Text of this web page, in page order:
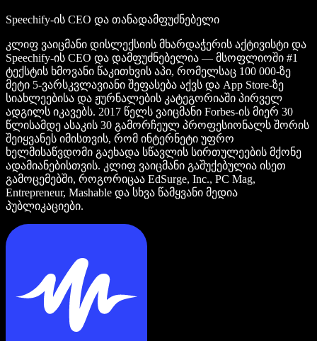
Speechify-ის CEO და თანადამფუძნებელი
კლიფ ვაიცმანი დისლექსიის მხარდაჭერის აქტივისტი და
Speechify-ის CEO და დამფუძნებელია — მსოფლიოში #1
ტექსტის ხმოვანი წაკითხვის აპი, რომელსაც 100 000-ზე
მეტი 5-ვარსკვლავიანი შეფასება აქვს და App Store-ზე
სიახლეებისა და ჟურნალების კატეგორიაში პირველ
ადგილს იკავებს. 2017 წელს ვაიცმანი Forbes-ის მიერ 30
წლისამდე ასაკის 30 გამორჩეულ პროფესიონალს შორის
შეიყვანეს იმისთვის, რომ ინტერნეტი უფრო
ხელმისაწვდომი გაეხადა სწავლის სირთულეების მქონე
ადამიანებისთვის. კლიფ ვაიცმანი გაშუქებულია ისეთ
გამოცემებში, როგორიცაა EdSurge, Inc., PC Mag,
Entrepreneur, Mashable და სხვა წამყვანი მედია
პუბლიკაციები.